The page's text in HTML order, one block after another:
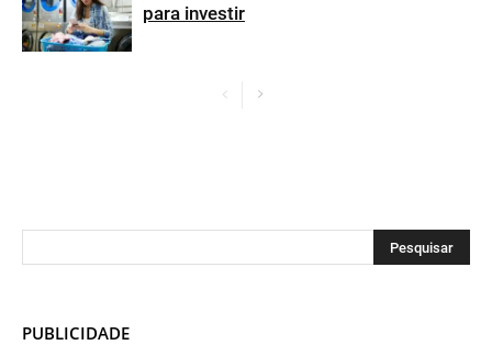
para investir
PUBLICIDADE